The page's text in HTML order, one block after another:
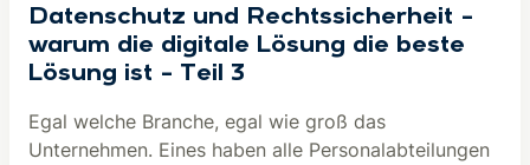
Datenschutz und Rechtssicherheit –
warum die digitale Lösung die beste
Lösung ist – Teil 3
Egal welche Branche, egal wie groß das
Unternehmen. Eines haben alle Personalabteilungen